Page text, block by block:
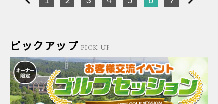
ピックアップ PICK UP